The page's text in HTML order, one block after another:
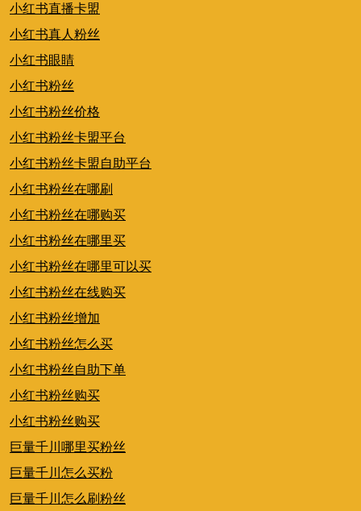
小红书直播卡盟
小红书真人粉丝
小红书眼睛
小红书粉丝
小红书粉丝价格
小红书粉丝卡盟平台
小红书粉丝卡盟自助平台
小红书粉丝在哪刷
小红书粉丝在哪购买
小红书粉丝在哪里买
小红书粉丝在哪里可以买
小红书粉丝在线购买
小红书粉丝增加
小红书粉丝怎么买
小红书粉丝自助下单
小红书粉丝购买
小红书粉丝购买
巨量千川哪里买粉丝
巨量千川怎么买粉
巨量千川怎么刷粉丝